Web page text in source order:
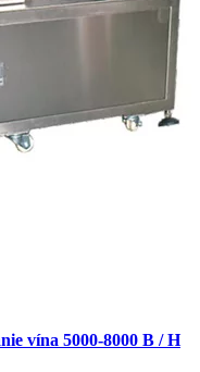
vína 5000-8000 B / H